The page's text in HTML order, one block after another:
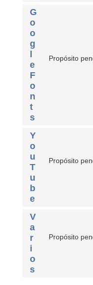
G
o
o
g
l
e
F
o
n
t
s
Propósito
Y
o
u
T
u
b
e
Propósito
V
a
r
i
o
s
Propósito